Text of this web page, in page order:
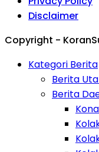
Disclaimer
Copyright -
Kategori Berita
Berita
Berita